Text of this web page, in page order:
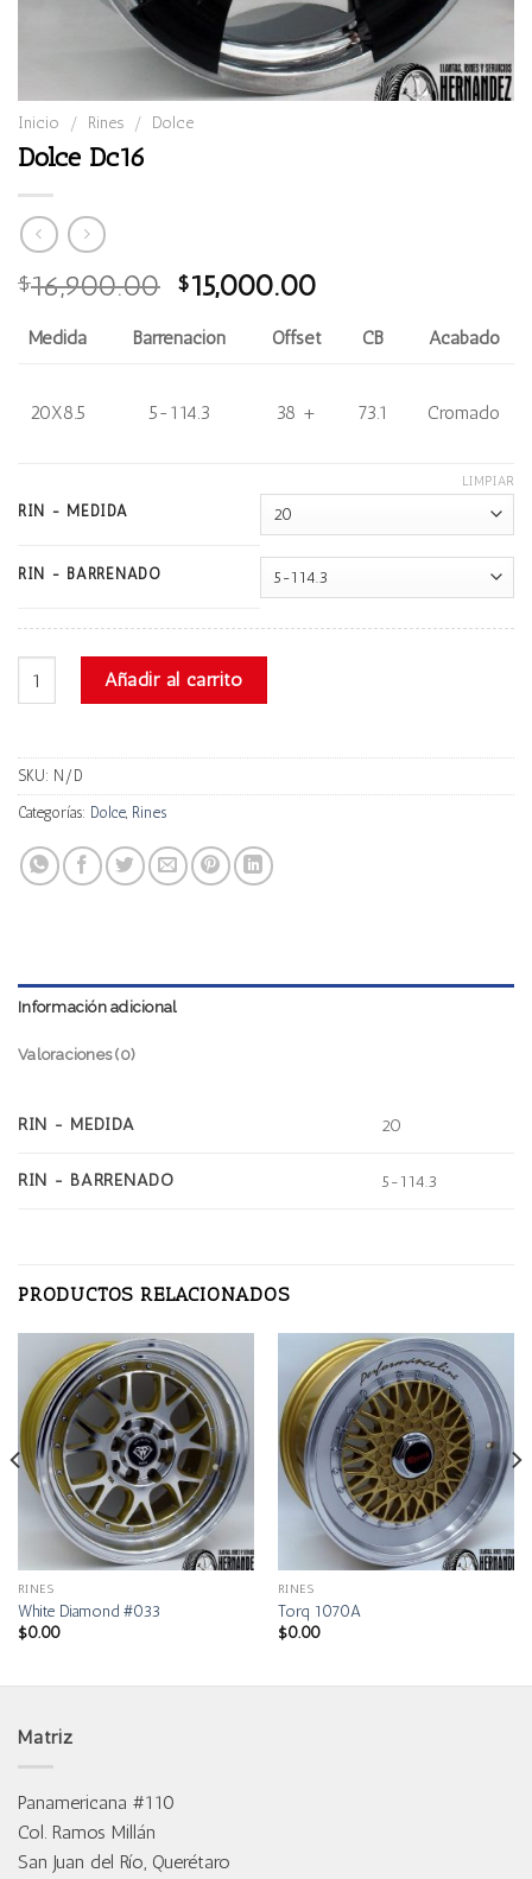
Inicio / Rines / Dolce
Dolce Dc16
$16,900.00 Original
was:
$15,000.00
is:
Medida Barrenación Offset CB Acabado
20X8.5 5-114.3 38 + 73.1 Cromado
RIN - MEDIDA
RIN - BARRENADO
LIMPIAR
Dolce Dc16 cantidadAñadir al carrito
SKU: N/D
Categorías: Dolce, Rines
Información adicional
Valoraciones (0)
RIN - MEDIDA 20
RIN - BARRENADO 5-114.3
PRODUCTOS RELACIONADOS
RINES
White Diamond #033
$0.00
RINES
Torq 1070A
$0.00
Matriz
Panamericana #110
Col. Ramos Millán
San Juan del Río, Querétaro